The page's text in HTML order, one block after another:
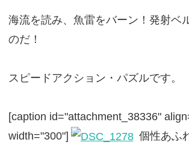
海流を読み、魚雷をバーン！発射ベ
のだ！
スピードアクション・パズルです。
[caption id="attachment_38336"
width="300"]
個性あふ